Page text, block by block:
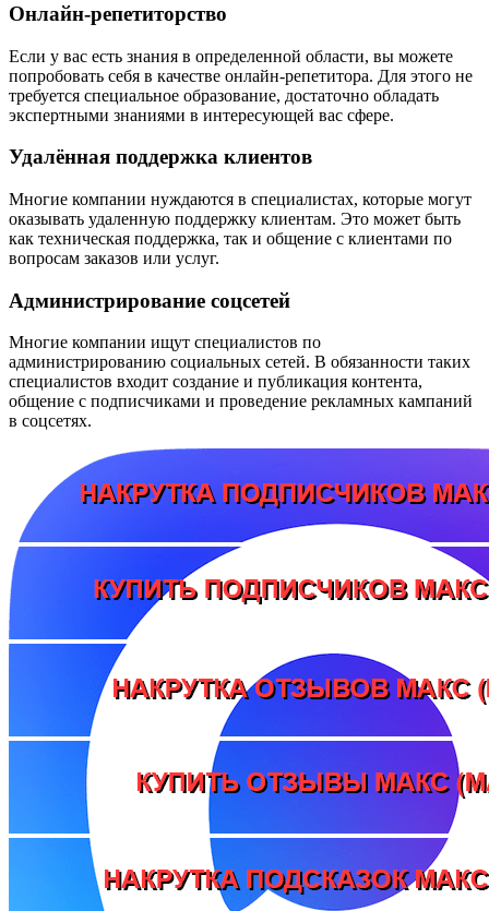
Онлайн-репетиторство
Если у вас есть знания в определенной области, вы можете
попробовать себя в качестве онлайн-репетитора. Для этого не
требуется специальное образование, достаточно обладать
экспертными знаниями в интересующей вас сфере.
Удалённая поддержка клиентов
Многие компании нуждаются в специалистах, которые могут
оказывать удаленную поддержку клиентам. Это может быть
как техническая поддержка, так и общение с клиентами по
вопросам заказов или услуг.
Администрирование соцсетей
Многие компании ищут специалистов по
администрированию социальных сетей. В обязанности таких
специалистов входит создание и публикация контента,
общение с подписчиками и проведение рекламных кампаний
в соцсетях.